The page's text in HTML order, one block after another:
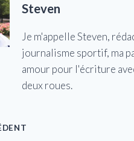
Steven
Je m'appelle Steven,
journalisme sportif, ma
amour pour l'écriture
deux roues.